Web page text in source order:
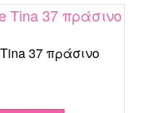
37 πράσινο